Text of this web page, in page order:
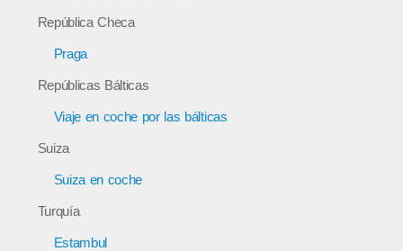
República Checa
Praga
Repúblicas Bálticas
Viaje en coche por las bálticas
Suiza
Suiza en coche
Turquía
Estambul